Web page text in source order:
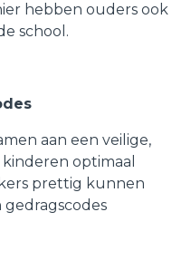
hebben ouders ook
school.
aan een veilige,
optimaal
prettig kunnen